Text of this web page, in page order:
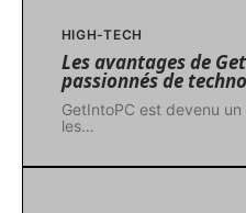
HIGH-TECH
Les avantages de
passionnés de
GetIntoPC est devenu
les…